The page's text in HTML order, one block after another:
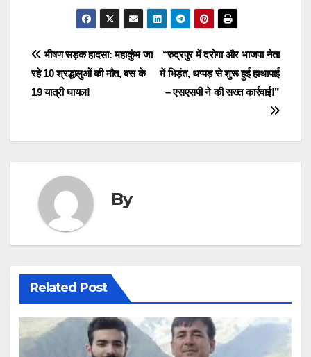
Post
navigation
“रुद्रपुर में दरोगा और भाजपा नेता
में भिड़ंत, थप्पड़ से शुरू हुई हाथापाई
– एसएसपी ने की सख्त कार्रवाई!”
भीषण सड़क हादसा: महाकुंभ जा
रहे 10 श्रद्धालुओं की मौत, बस के
19 यात्री घायल!
By
Related Post